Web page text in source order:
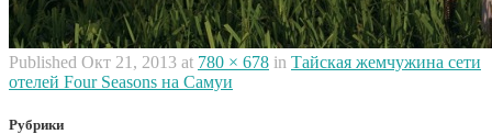
Published Окт 21, 2013 at 780 × 678 in Тайская жемчужина сети
отелей Four Seasons на Самуи
Рубрики